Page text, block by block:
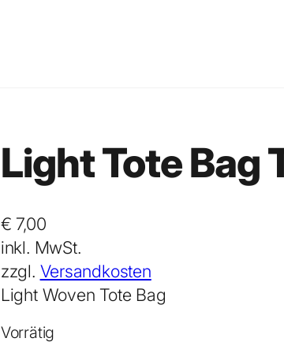
Light Tote Bag
€ 7,00
inkl. MwSt.
zzgl. Versandkosten
Light Woven Tote Bag
Vorrätig